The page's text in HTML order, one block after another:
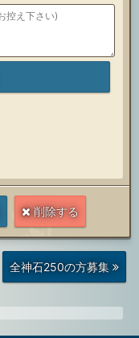
削除する
前
の
投
全神石250の方募集